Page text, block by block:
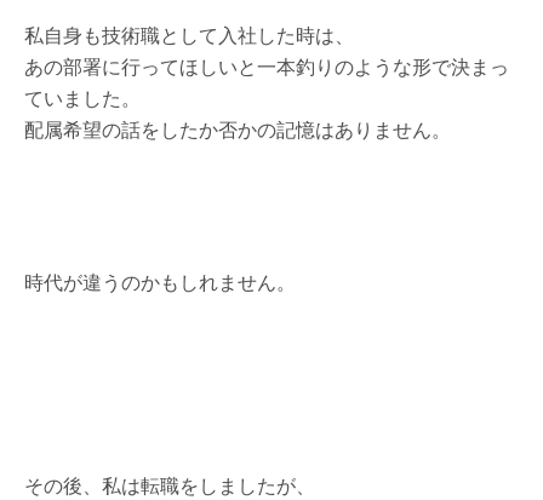
私自身も技術職として入社した時は、
あの部署に行ってほしいと一本釣りのような形で決まっ
ていました。
配属希望の話をしたか否かの記憶はありません。
時代が違うのかもしれません。
その後、私は転職をしましたが、